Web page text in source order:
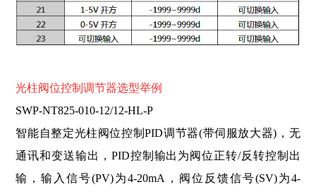
光柱阀位控制调节器选型举例
SWP-NT825-010-12/12-HL-P
智能自整定光柱阀位控制PID调节器(带伺服放大器)，无
通讯和变送输出，PID控制输出为阀位正转/反转控制出
输，输入信号(PV)为4-20mA，阀位反馈信号(SV)为4-